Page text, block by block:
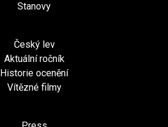
Stanovy
Český lev
Aktuální ročník
Historie ocenění
Vítězné filmy